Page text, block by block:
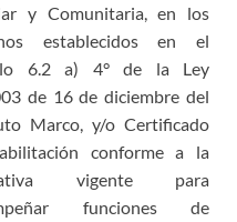
y Comunitaria, en los
establecidos en el
6.2 a) 4° de la Ley
de 16 de diciembre del
Marco, y/o Certificado
conforme a la
vigente para
funciones de